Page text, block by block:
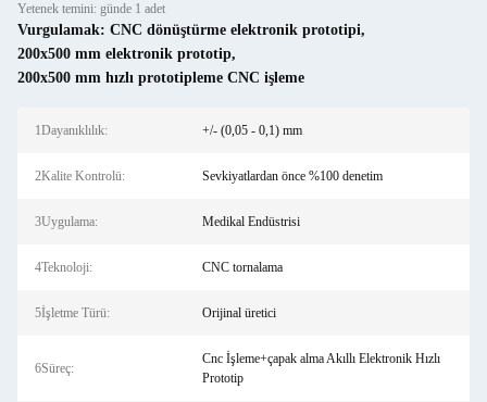
Yetenek temini: günde 1 adet
Vurgulamak: CNC dönüştürme elektronik prototipi,
200x500 mm elektronik prototip,
200x500 mm hızlı prototipleme CNC işleme
1Dayanıklılık: +/- (0,05 - 0,1) mm
2Kalite Kontrolü: Sevkiyatlardan önce %100 denetim
3Uygulama: Medikal Endüstrisi
4Teknoloji: CNC tornalama
5İşletme Türü: Orijinal üretici
6Süreç:
Cnc İşleme+çapak alma Akıllı Elektronik Hızlı
Prototip